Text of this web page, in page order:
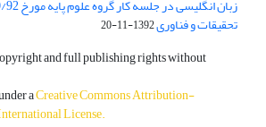
تحقیقات و فناوری1392-11-20
and full publishing rights without
aCreative Commons Attribution-
License.